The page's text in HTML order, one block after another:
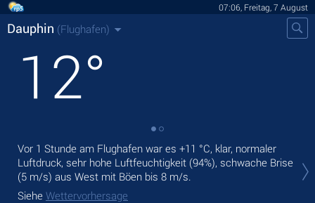
07:06, Freitag, 7 August
Dauphin (Flughafen)
12°
Vor 1 Stunde am Flughafen war es +11 °C, klar, normaler
Luftdruck, sehr hohe Luftfeuchtigkeit (94%), schwache Brise
(5 m/s) aus West mit Böen bis 8 m/s.
Siehe Wettervorhersage